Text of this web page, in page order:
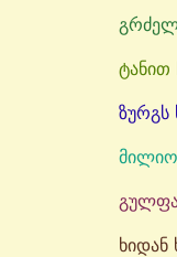
ტანით
ზურგს
ხიდან